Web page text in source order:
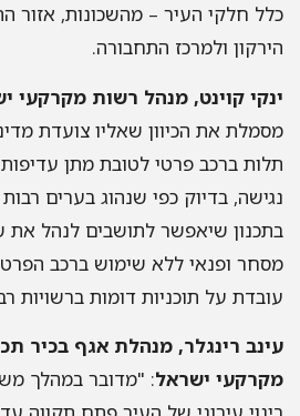
כלל חלקי העיר – מהשכונות, אזור
הירקון ולמרכז התחבורה.
ינקי קוינט, מנהל רשות מקרקעי
מסמלת את הכיוון שאליו צועדת
תלות ברכב פרטי לטובת מתן
נגישה, בדיוק כפי שנהוג בערים
בתכנון שיאפשר לתושבים לנהל את
מסחר ופנאי ללא שימוש ברכב
עובדת על תוכניות דומות ברשויות
עינב רינגלר, מנהלת אגף בכיר
מקרקעי ישראל: "מדובר במהלך